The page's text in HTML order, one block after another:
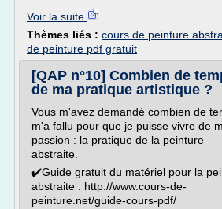
Voir la suite
Thèmes liés : cours de peinture
de peinture pdf gratuit
[QAP n°10] Combien de
de ma pratique artistique ?
Vous m'avez demandé combien de
m'a fallu pour que je puisse vivre de
passion : la pratique de la peinture
abstraite.
✔️Guide gratuit du matériel pour la
abstraite : http://www.cours-de-
peinture.net/guide-cours-pdf/